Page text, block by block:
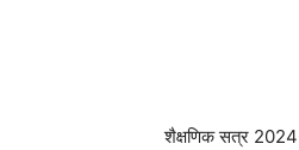
शैक्षणिक सत्र